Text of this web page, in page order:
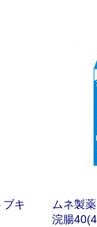
児
よ
り
分
、
用
ち
の
ブキ
ムネ製
浣腸